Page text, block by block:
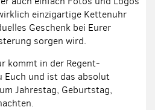
einzigartige Kettenuhr
Geschenk bei Eurer
sorgen wird.
kommt in der Regent-
Euch und ist das absolut
Jahrestag, Geburtstag,